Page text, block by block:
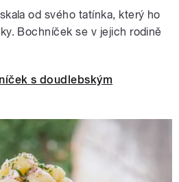
od svého tatínka, který ho
Bochníček se v jejich rodině
s doudlebským